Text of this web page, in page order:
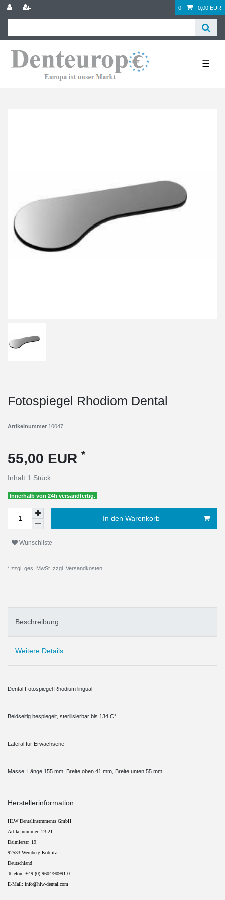
0 0,00 EUR
☰
Fotospiegel Rhodiom Dental
Artikelnummer 10047
55,00 EUR *
Inhalt 1 Stück
Innerhalb von 24h versandfertig.
In den Warenkorb
Wunschliste
* zzgl. ges. MwSt. zzgl. Versandkosten
Beschreibung
Weitere Details
Dental Fotospiegel Rhodium lingual
Beidseitig bespiegelt, sterilisierbar bis 134 C°
Lateral für Erwachsene
Masse: Länge 155 mm, Breite oben 41 mm, Breite unten 55 mm.
Herstellerinformation:
HLW Dentalinstruments GmbH
Artikelnummer: 23-21
Daimlerstr. 19
92533 Wernberg-Köblitz
Deutschland
Telefon: +49 (0) 9604/90991-0
E-Mail: info@hlw-dental.com